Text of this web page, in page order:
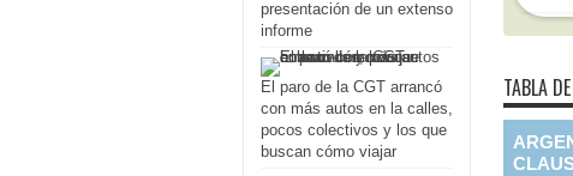
presentación de un extenso
informe
El paro de la CGT arrancó
con más autos en la calles,
pocos colectivos y los que
buscan cómo viajar
TABLA